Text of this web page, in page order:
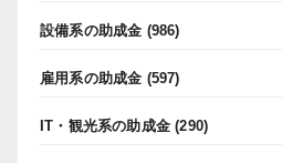
設備系の助成金 (986)
雇用系の助成金 (597)
IT・観光系の助成金 (290)